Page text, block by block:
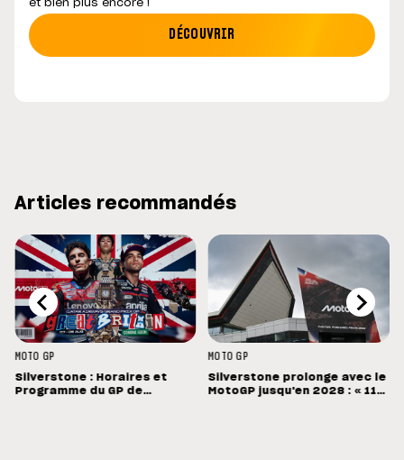
et bien plus encore !
DÉCOUVRIR
Articles recommandés
MOTO GP
Silverstone : Horaires et
Programme du GP de
MOTO GP
Silverstone prolonge avec le
MotoGP jusqu'en 2028 : « 11